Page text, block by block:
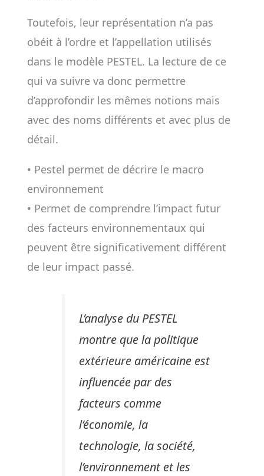
Toutefois, leur représentation n’a pas
obéit à l’ordre et l’appellation utilisés
dans le modèle PESTEL. La lecture de ce
qui va suivre va donc permettre
d’approfondir les mêmes notions mais
avec des noms différents et avec plus de
détail.
• Pestel permet de décrire le macro
environnement
• Permet de comprendre l’impact futur
des facteurs environnementaux qui
peuvent être significativement différent
de leur impact passé.
L’analyse du PESTEL
montre que la politique
extérieure américaine est
influencée par des
facteurs comme
l’économie, la
technologie, la société,
l’environnement et les